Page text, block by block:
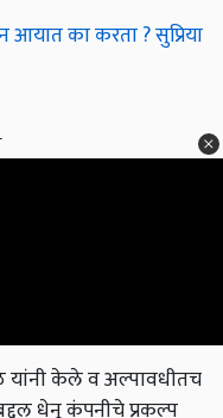
का करता ? सुप्रिया
यांनी केले व अल्पावधीतच
धेनू कंपनीचे प्रकल्प